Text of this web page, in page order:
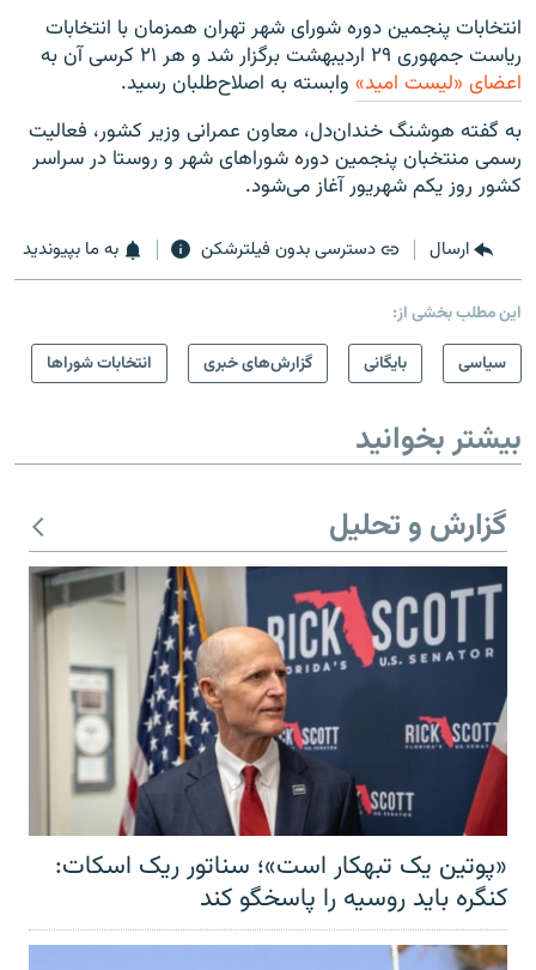
انتخابات پنجمین دوره شورای شهر تهران همزمان با انتخابات
ریاست جمهوری ۲۹ اردیبهشت برگزار شد و هر ۲۱ کرسی آن به
اعضای «لیست امید» وابسته به اصلاح‌طلبان رسید.
به گفته هوشنگ خندان‌دل، معاون عمرانی وزیر کشور، فعالیت
رسمی منتخبان پنجمین دوره شوراهای شهر و روستا در سراسر
کشور روز یکم شهریور آغاز می‌شود.
ارسال دسترسی بدون فیلترشکن به ما بپیوندید
این مطلب بخشی از:
سیاسی
بایگانی گزارش‌های خبری انتخابات شوراها
بیشتر بخوانید
گزارش و تحلیل
«پوتین یک تبهکار است»؛ سناتور ریک اسکات:
کنگره باید روسیه را پاسخگو کند